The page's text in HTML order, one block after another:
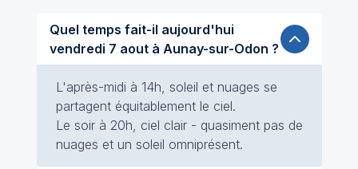
Quel temps fait-il aujourd'hui
vendredi 7 aout à Aunay-sur-Odon ?
L'après-midi à 14h, soleil et nuages se
partagent équitablement le ciel.
Le soir à 20h, ciel clair - quasiment pas de
nuages et un soleil omniprésent.